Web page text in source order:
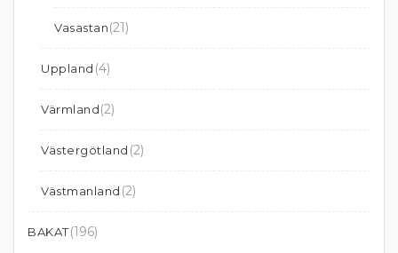
Vasastan(21)
Uppland (4)
Värmland(2)
Västergötland (2)
Västmanland (2)
BAKAT(196)